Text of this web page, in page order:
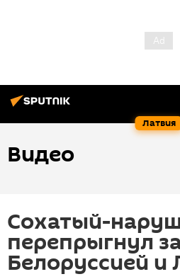
Латвия
Видео
Сохатый-
перепрыгнул
Белоруссией и